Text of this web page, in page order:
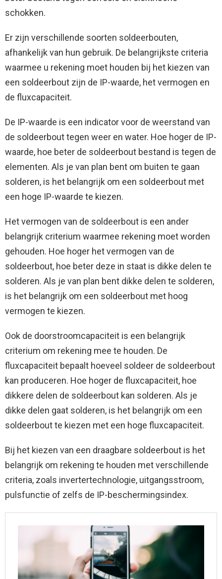
schokken.
Er zijn verschillende soorten soldeerbouten,
afhankelijk van hun gebruik. De belangrijkste criteria
waarmee u rekening moet houden bij het kiezen van
een soldeerbout zijn de IP-waarde, het vermogen en
de fluxcapaciteit.
De IP-waarde is een indicator voor de weerstand van
de soldeerbout tegen weer en water. Hoe hoger de IP-
waarde, hoe beter de soldeerbout bestand is tegen de
elementen. Als je van plan bent om buiten te gaan
solderen, is het belangrijk om een ​​soldeerbout met
een hoge IP-waarde te kiezen.
Het vermogen van de soldeerbout is een ander
belangrijk criterium waarmee rekening moet worden
gehouden. Hoe hoger het vermogen van de
soldeerbout, hoe beter deze in staat is dikke delen te
solderen. Als je van plan bent dikke delen te solderen,
is het belangrijk om een ​​soldeerbout met hoog
vermogen te kiezen.
Ook de doorstroomcapaciteit is een belangrijk
criterium om rekening mee te houden. De
fluxcapaciteit bepaalt hoeveel soldeer de soldeerbout
kan produceren. Hoe hoger de fluxcapaciteit, hoe
dikkere delen de soldeerbout kan solderen. Als je
dikke delen gaat solderen, is het belangrijk om een ​​
soldeerbout te kiezen met een hoge fluxcapaciteit.
Bij het kiezen van een draagbare soldeerbout is het
belangrijk om rekening te houden met verschillende
criteria, zoals invertertechnologie, uitgangsstroom,
pulsfunctie of zelfs de IP-beschermingsindex.